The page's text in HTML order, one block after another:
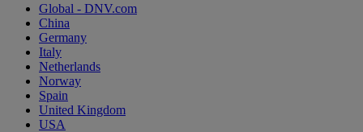
Global - DNV.com
China
Germany
Italy
Netherlands
Norway
Spain
United Kingdom
USA